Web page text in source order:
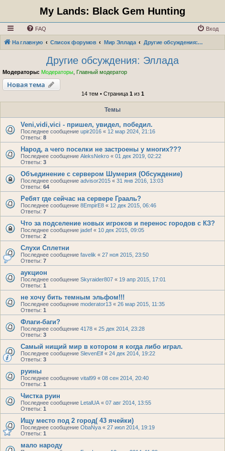
My Lands: Black Gem Hunting
FAQ Вход
На главную Список форумов Мир Эллада Другие обсуждения: Эллада
Другие обсуждения: Эллада
Модераторы: Модераторы Главный модератор
Новая тема
14 тем • Страница 1из 1
Темы
Veni,vidi,vici - пришел, увидел, победил.
Последнее сообщение upir2016 « 12 мар 2024, 21:16
Ответы: 8
Народ, а чего поселки не застроены у многих???
Последнее сообщение AleksNekro « 01 дек 2019, 02:22
Ответы: 3
Объединение с сервером Шумерия (Обсуждение)
Последнее сообщение advisor2015 « 31 янв 2016, 13:03
Ответы: 64
Ребят где сейчас на сервере Грааль?
Последнее сообщение 8EmpirE8 « 12 дек 2015, 06:46
Ответы: 7
Что за подселение новых игроков и перенос городов с КЗ?
Последнее сообщение jadef « 10 дек 2015, 09:05
Ответы: 2
Слухи Сплетни
Последнее сообщение favelik « 27 ноя 2015, 23:50
Ответы: 7
аукцион
Последнее сообщение Skyraider807 « 19 апр 2015, 17:01
Ответы: 1
не хочу бить темным эльфом!!!
Последнее сообщение moderator13 « 26 мар 2015, 11:35
Ответы: 1
Флаги-баги?
Последнее сообщение 4178 « 25 дек 2014, 23:28
Ответы: 3
Самый нищий мир в котором я когда либо играл.
Последнее сообщение SlevenElf « 24 дек 2014, 19:22
Ответы: 3
руины
Последнее сообщение vital99 « 08 сен 2014, 20:40
Ответы: 1
Чистка руин
Последнее сообщение LetalUA « 07 авг 2014, 13:55
Ответы: 1
Ищу место под 2 город( 43 ячейки)
Последнее сообщение ObaNya « 27 июл 2014, 19:19
Ответы: 1
мало народу